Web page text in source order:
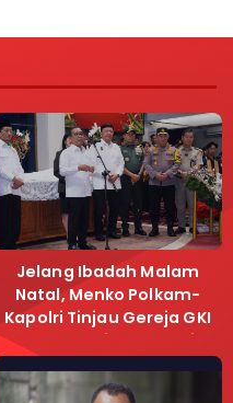
Jelang Ibadah Malam
Natal, Menko Polkam-
Kapolri Tinjau Gereja GKI
Samanhudi dan Gereja